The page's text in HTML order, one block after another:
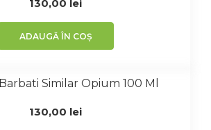
130,00 lei
ADAUGĂ ÎN COȘ
Similar Opium 100 Ml
130,00 lei